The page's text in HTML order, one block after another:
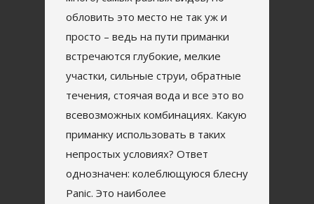
обловить это место не так уж и
просто – ведь на пути приманки
встречаются глубокие, мелкие
участки, сильные струи, обратные
течения, стоячая вода и все это во
всевозможных комбинациях. Какую
приманку использовать в таких
непростых условиях? Ответ
однозначен: колеблющуюся блесну
Panic. Это наиболее